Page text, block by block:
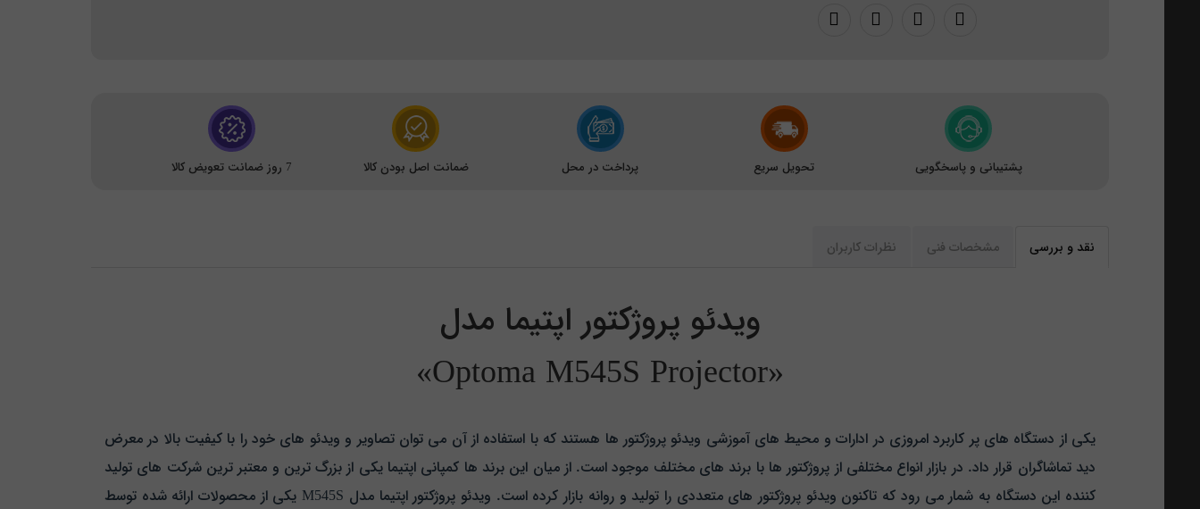
پشتیبانی و پاسخگویی تحویل سریع پرداخت در محل ضمانت اصل بودن کالا 7 روز ضمانت تعویض کالا
نقد و بررسی مشخصات فنی نظرات کاربران
ویدئو پروژکتور اپتیما مدل
«Optoma M545S Projector»
یکی از دستگاه های پر کاربرد امروزی در ادارات و محیط های آموزشی ویدئو پروژکتور ها هستند که با استفاده از آن می توان تصاویر و ویدئو های خود را با کیفیت بالا در معرض
دید تماشاگران قرار داد. در بازار انواع مختلفی از پروژکتور ها با برند های مختلف موجود است. از میان این برند ها کمپانی اپتیما یکی از بزرگ ترین و معتبر ترین شرکت های تولید
کننده این دستگاه به شمار می رود که تاکنون ویدئو پروژکتور های متعددی را تولید و روانه بازار کرده است. ویدئو پروژکتور اپتیما مدل M545S یکی از محصولات ارائه شده توسط